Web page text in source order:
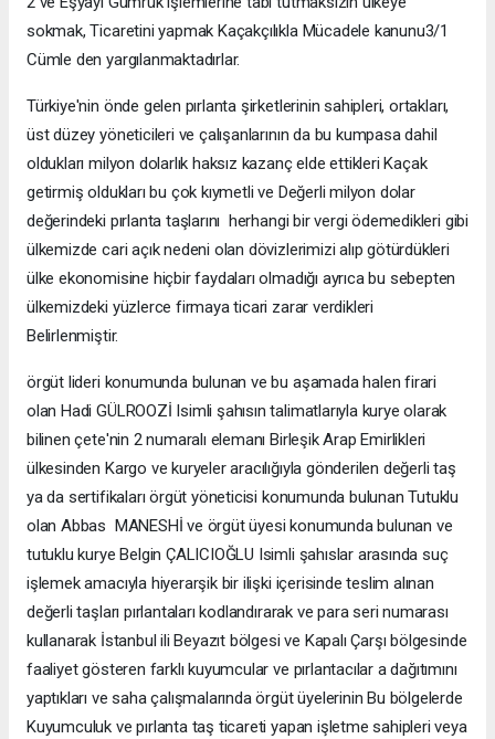
sokmak, Ticaretini yapmak Kaçakçılıkla Mücadele kanunu3/1
Cümle den yargılanmaktadırlar.
Türkiye'nin önde gelen pırlanta şirketlerinin sahipleri, ortakları,
üst düzey yöneticileri ve çalışanlarının da bu kumpasa dahil
oldukları milyon dolarlık haksız kazanç elde ettikleri Kaçak
getirmiş oldukları bu çok kıymetli ve Değerli milyon dolar
değerindeki pırlanta taşlarını herhangi bir vergi ödemedikleri gibi
ülkemizde cari açık nedeni olan dövizlerimizi alıp götürdükleri
ülke ekonomisine hiçbir faydaları olmadığı ayrıca bu sebepten
ülkemizdeki yüzlerce firmaya ticari zarar verdikleri
Belirlenmiştir.
örgüt lideri konumunda bulunan ve bu aşamada halen firari
olan Hadi GÜLROOZİ Isimli şahısın talimatlarıyla kurye olarak
bilinen çete'nin 2 numaralı elemanı Birleşik Arap Emirlikleri
ülkesinden Kargo ve kuryeler aracılığıyla gönderilen değerli taş
ya da sertifikaları örgüt yöneticisi konumunda bulunan Tutuklu
olan Abbas MANESHİ ve örgüt üyesi konumunda bulunan ve
tutuklu kurye Belgin ÇALICIOĞLU Isimli şahıslar arasında suç
işlemek amacıyla hiyerarşik bir ilişki içerisinde teslim alınan
değerli taşları pırlantaları kodlandırarak ve para seri numarası
kullanarak İstanbul ili Beyazıt bölgesi ve Kapalı Çarşı bölgesinde
faaliyet gösteren farklı kuyumcular ve pırlantacılar a dağıtımını
yaptıkları ve saha çalışmalarında örgüt üyelerinin Bu bölgelerde
Kuyumculuk ve pırlanta taş ticareti yapan işletme sahipleri veya